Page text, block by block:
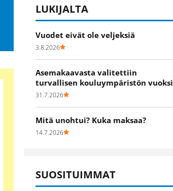
LUKIJALTA
Vuodet eivät ole veljeksiä
3.8.2026
Asemakaavasta valitettiin
turvallisen kouluympäristön vuoksi
31.7.2026
Mitä unohtui? Kuka maksaa?
14.7.2026
SUOSITUIMMAT